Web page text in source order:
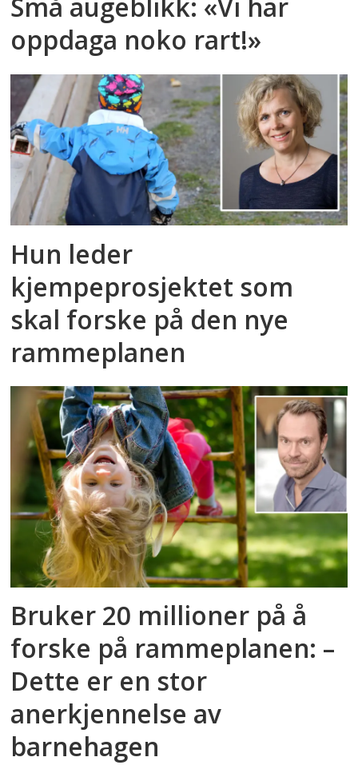
oppdaga noko rart!»
Hun leder
kjempeprosjektet som
skal forske på den nye
rammeplanen
Bruker 20 millioner på å
forske på rammeplanen: –
Dette er en stor
anerkjennelse av
barnehagen